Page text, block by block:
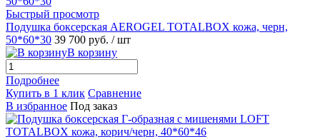
Быстрый просмотр
Подушка боксерская AEROGEL TOTALBOX кожа, черн,
50*60*30 39 700 руб. / шт
В корзину
Подробнее
Купить в 1 клик Сравнение
В избранное Под заказ